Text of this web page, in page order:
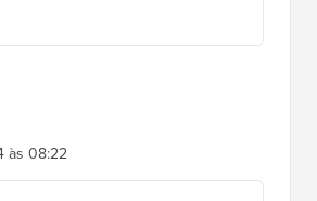
com as regras, e achei o
anúncios muito intrigante.
evitar ser banido pelo Google
meu primeiro pagamento.
artigo interessante e por